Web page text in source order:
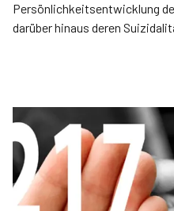
Persönlichkeitsentwicklung
darüber hinaus deren